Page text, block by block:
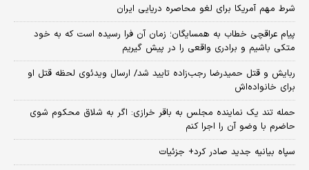
شرط مهم آمریکا برای لغو محاصره دریایی ایران
پیام عراقچی خطاب به همسایگان؛ زمان آن فرا رسیده است که به خود
متکی باشیم و برادری واقعی را در پیش گیریم
ربایش و قتل حمیدرضا رجب‌زاده تایید شد/ ارسال ویدئوی لحظه قتل او
برای خانواده‌اش
حمله تند یک نماینده مجلس به باقر خرازی: اگر به شلاق محکوم شوی
حاضرم با وضو آن را اجرا کنم
سپاه بیانیه جدید صادر کرد+ جزئیات